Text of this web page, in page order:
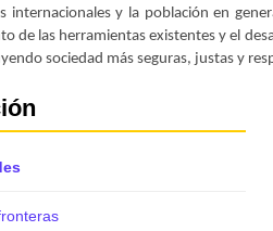
internacionales y la población en
de las herramientas existentes y el
sociedad más seguras, justas y